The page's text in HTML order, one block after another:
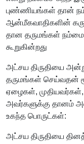
புண்ணியங்கள் தான்
ஆன்மீகவாதிகளின்
தான தருமங்கள்
கூறுகின்றது
அட்சய திருதியை
தருமங்கள் செய்வதன்
ஏழைகள், முதியவர்கள்,
அவர்களுக்கு தானம்
உகந்த பொருட்கள்:
அட்சய திருதியை